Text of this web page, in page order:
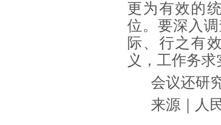
更为有效的
位。要深入
际、行之有
义，工作务求
会议还研
来源｜人